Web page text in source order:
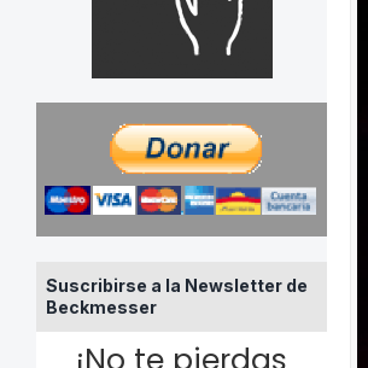
Suscribirse a la Newsletter de
Beckmesser